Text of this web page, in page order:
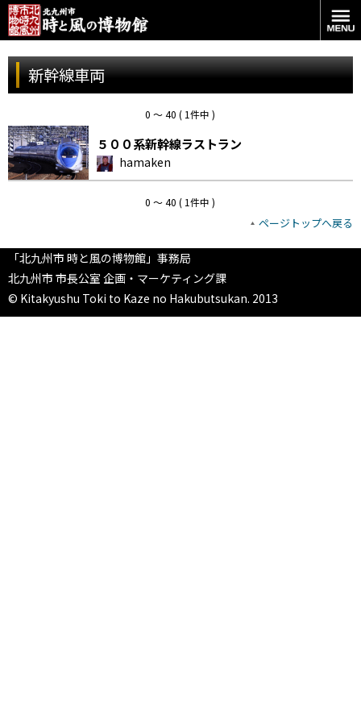
新幹線車両
0 〜 40 ( 1件中 )
５００系新幹線ラストラン
hamaken
0 〜 40 ( 1件中 )
ページトップへ戻る
「北九州市 時と風の博物館」事務局
北九州市 市長公室 企画・マーケティング課
© Kitakyushu Toki to Kaze no Hakubutsukan. 2013